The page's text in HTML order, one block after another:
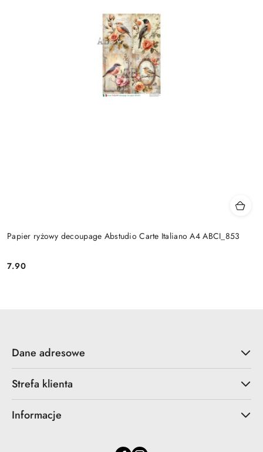
Papier ryżowy decoupage Abstudio Carte Italiano A4 ABCI_853
Cena:
7.90
Dane adresowe
Strefa klienta
Informacje